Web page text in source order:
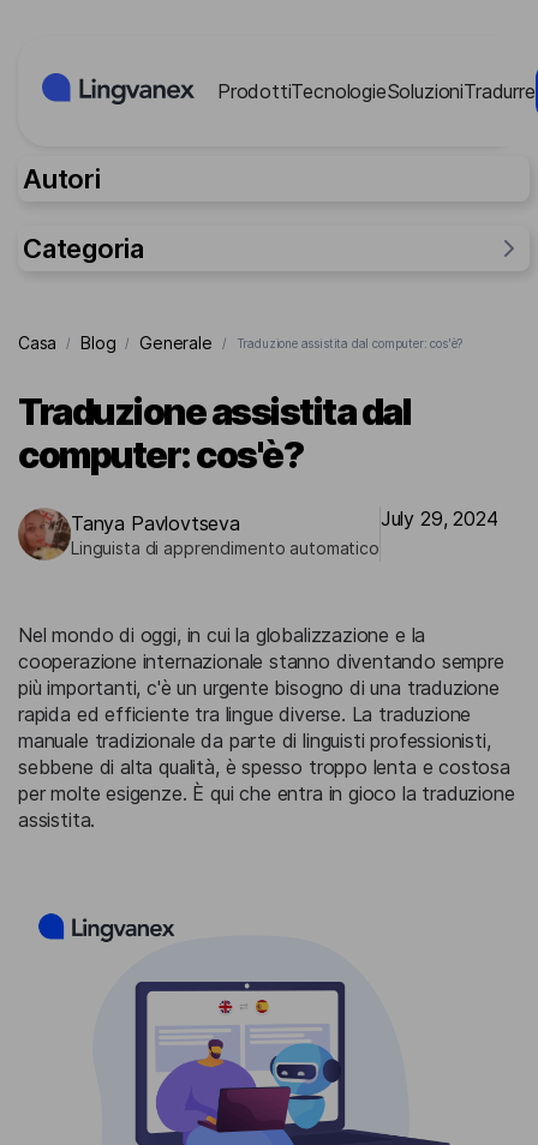
ProdottiTecnologieSoluzioniTradurre
Autori
Categoria
Ricerche
Per affari
Casi aziendali
Casa / Blog / Generale / Traduzione assistita dal computer: cos'è?
Traduzione assistita dal
computer: cos'è?
Tanya Pavlovtseva
Linguista di apprendimento automatico
July 29, 2024
Nel mondo di oggi, in cui la globalizzazione e la
cooperazione internazionale stanno diventando sempre
più importanti, c'è un urgente bisogno di una traduzione
rapida ed efficiente tra lingue diverse. La traduzione
manuale tradizionale da parte di linguisti professionisti,
sebbene di alta qualità, è spesso troppo lenta e costosa
per molte esigenze. È qui che entra in gioco la traduzione
assistita.